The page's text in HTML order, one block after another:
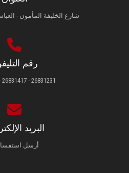
شارع الخليفة المأمون -
رقم
26831231 - 26831417 - 26831474
البريد
أرسل